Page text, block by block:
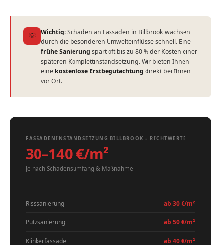
💡 Wichtig:Schäden an Fassaden in Billbrook wachsen
durch die besonderen Umwelteinflüsse schnell. Eine
frühe Sanierung spart oft bis zu 80 % der Kosten einer
späteren Komplettinstandsetzung. Wir bieten Ihnen
eine kostenlose Erstbegutachtung direkt bei Ihnen
vor Ort.
FASSADENINSTANDSETZUNG BILLBROOK – RICHTWERTE
30–140 €/m²
Je nach Schadensumfang & Maßnahme
Risssanierung ab 30 €/m²
Putzsanierung ab 50 €/m²
Klinkerfassade ab 40 €/m²